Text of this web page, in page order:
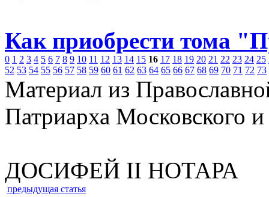
Как приобрести тома
0 1 2 3 4 5 6 7 8 9 10 11 12 13 14 15 16 17 18 19 20 21 22 23 24 25
52 53 54 55 56 57 58 59 60 61 62 63 64 65 66 67 68 69 70 71 72 73
Материал из
Патриарха Московского
ДОСИФЕЙ II НОТАРА
предыдущая статья